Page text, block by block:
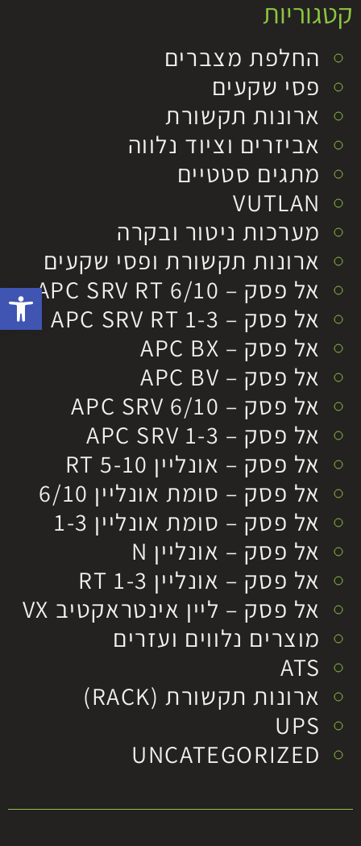
פתח
קטגוריות
החלפת מצברים
פסי שקעים
ארונות תקשורת
אביזרים וציוד נלווה
מתגים סטטיים
VUTLAN
מערכות ניטור ובקרה
ארונות תקשורת ופסי שקעים
אל פסק – APC SRV RT 6/10
אל פסק – APC SRV RT 1-3
אל פסק – APC BX
אל פסק – APC BV
אל פסק – APC SRV 6/10
אל פסק – APC SRV 1-3
אל פסק – אונליין RT 5-10
אל פסק – סומת אונליין 6/10
אל פסק – סומת אונליין 1-3
אל פסק – אונליין N
אל פסק – אונליין RT 1-3
אל פסק – ליין אינטראקטיב VX
מוצרים נלווים ועזרים
ATS
ארונות תקשורת (RACK)
UPS
UNCATEGORIZED